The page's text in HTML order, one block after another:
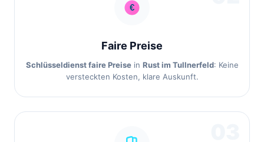
Faire Preise
Schlüsseldienst faire Preisein Rust im Tullnerfeld: Keine
versteckten Kosten, klare Auskunft.